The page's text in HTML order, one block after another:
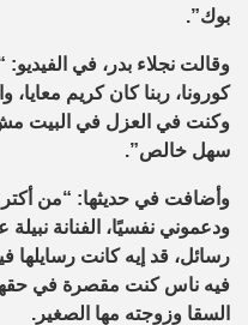
بوك”.
كورونا، ربنا كان كريم
وكنت في العزل في البيت
سهل خالص”.
وأضافت في حديثها: “من أكتر
ودعموني نفسيًا، الفنانة
رسائل، قد إيه كانت رسايلها
فيه ناس كنت مقصرة في
السقا وزوجته مها الصغير .